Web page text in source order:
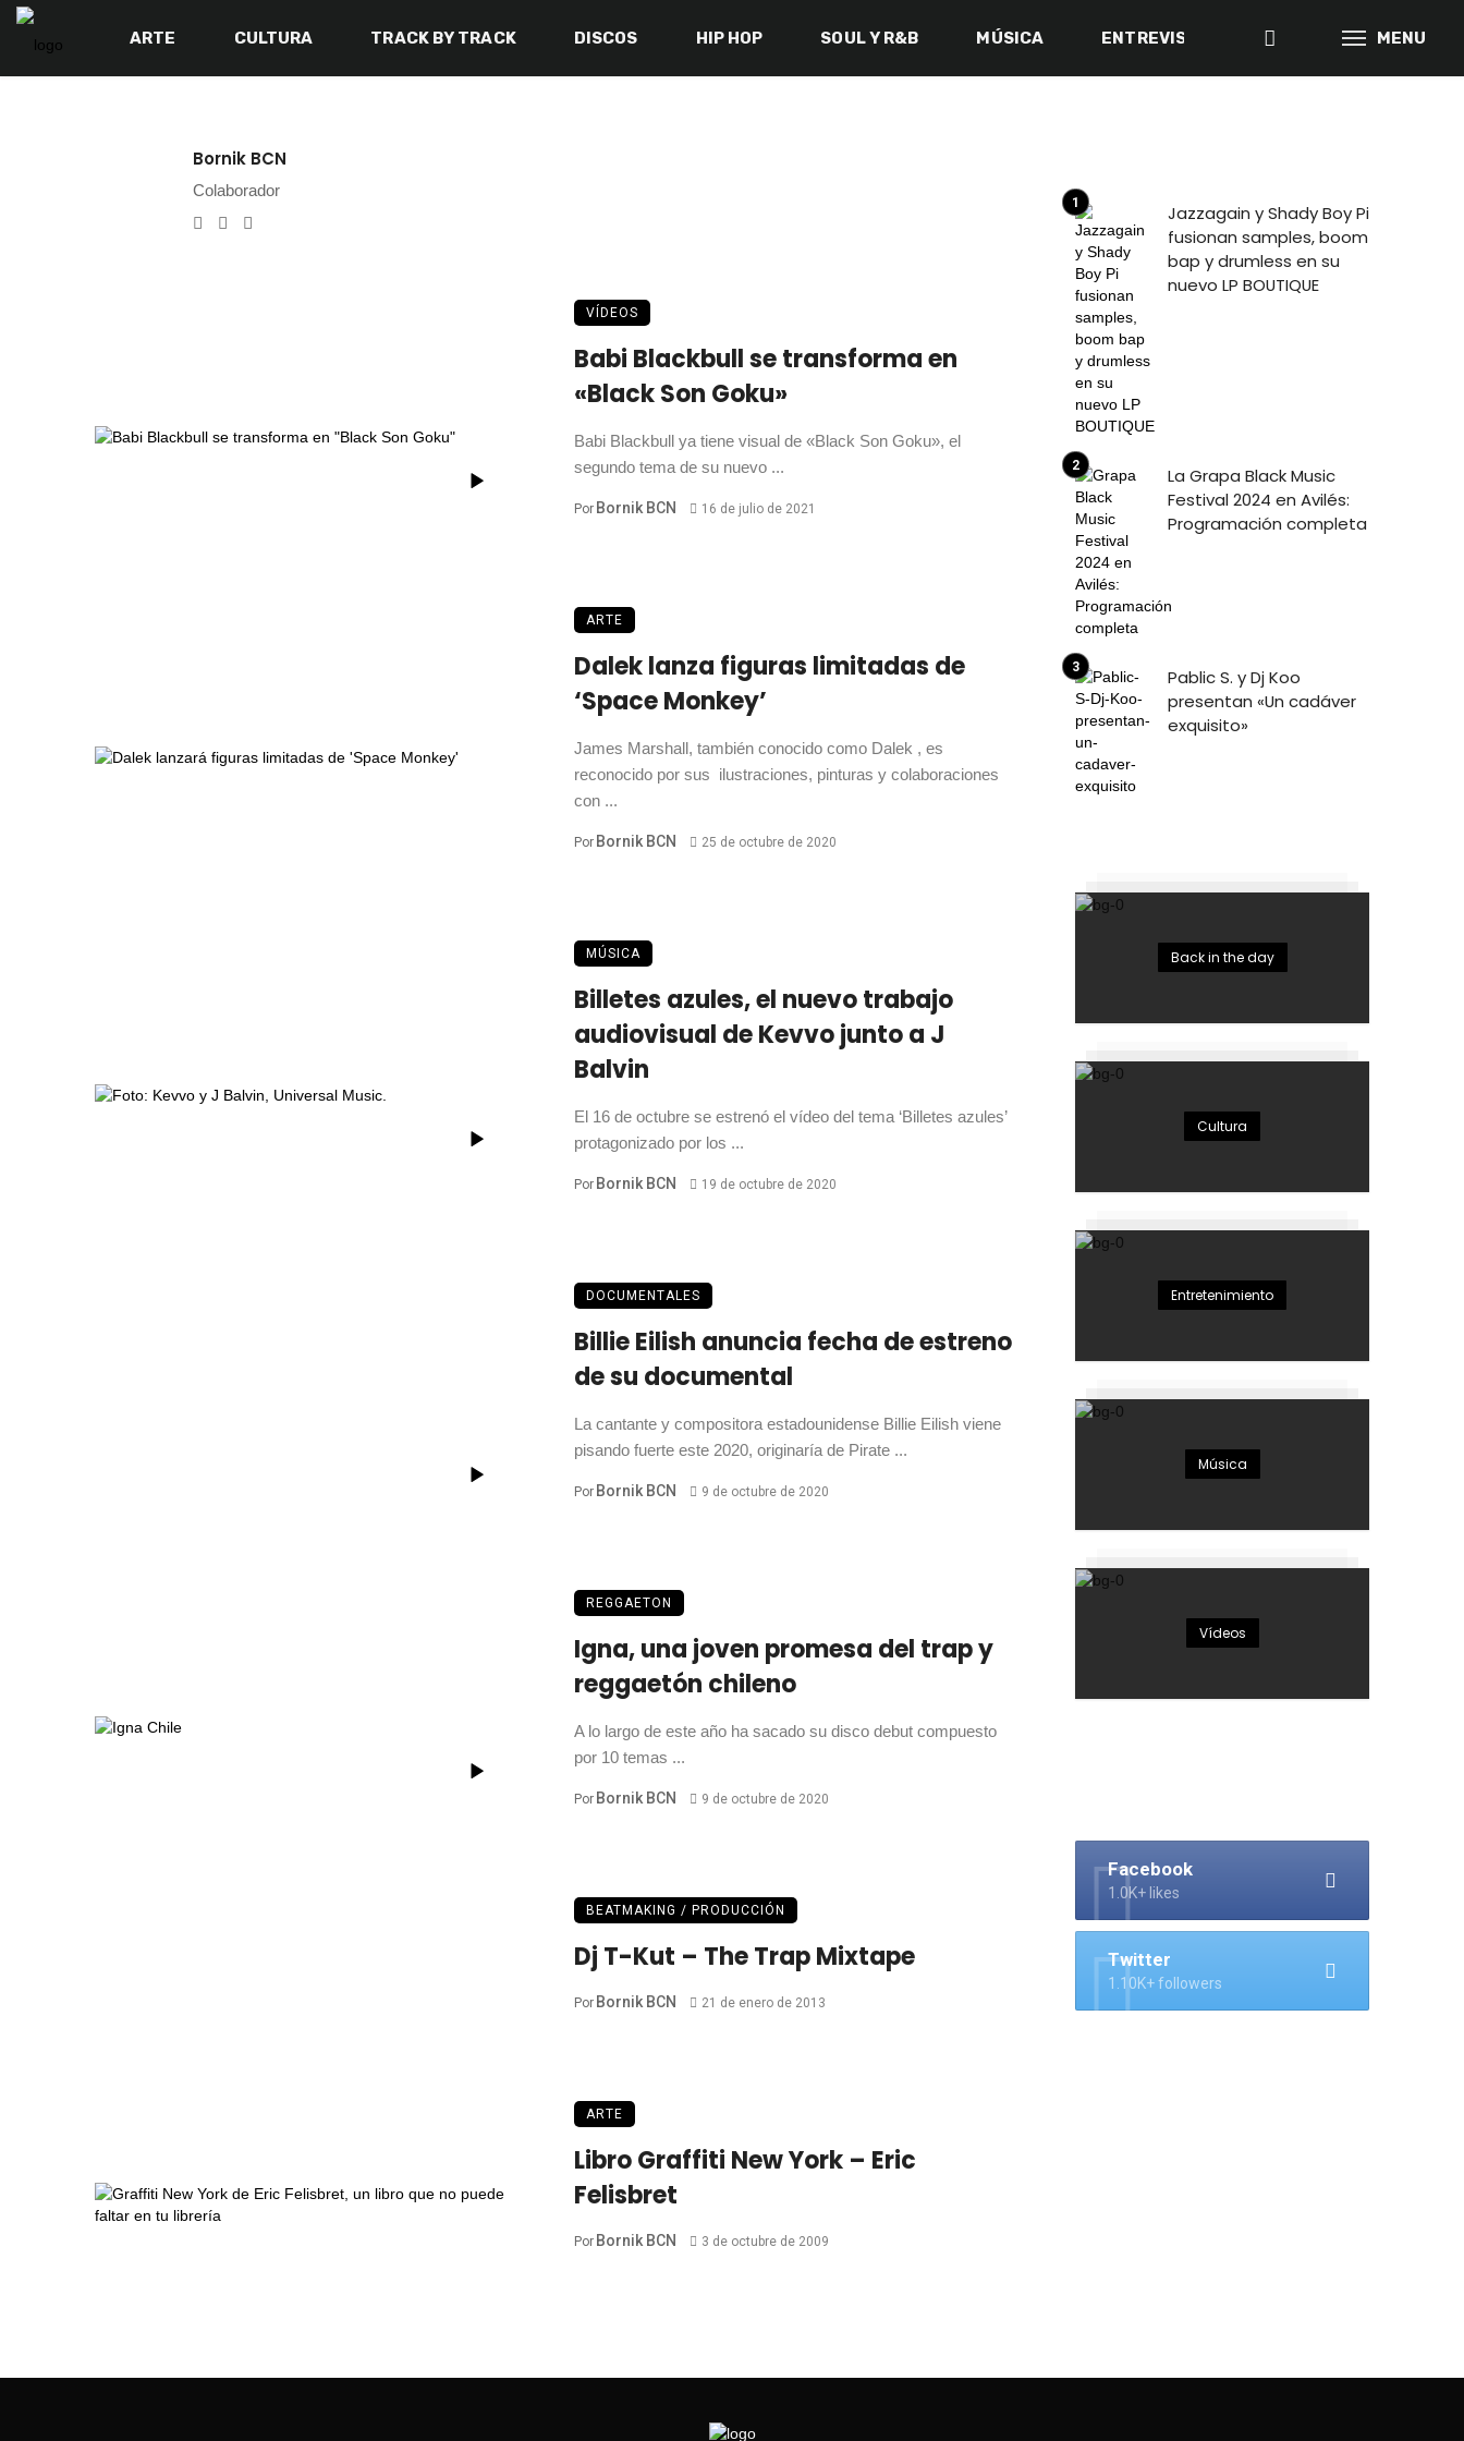
ARTE CULTURA TRACK BY TRACK DISCOS HIP HOP SOUL Y R&B MÚSICA ENTREVISTAS BACK IN THE DAY
MENU
Bornik BCN
Colaborador
e-mailWebsite
VÍDEOS
Babi Blackbull se transforma en
«Black Son Goku»
Babi Blackbull ya tiene visual de «Black Son Goku», el
segundo tema de su nuevo ...
Por Bornik BCN 16 de julio de 2021
ARTE
Dalek lanza figuras limitadas de
‘Space Monkey’
James Marshall, también conocido como Dalek , es
reconocido por sus ilustraciones, pinturas y colaboraciones
con ...
Por Bornik BCN 25 de octubre de 2020
MÚSICA
Billetes azules, el nuevo trabajo
audiovisual de Kevvo junto a J
Balvin
El 16 de octubre se estrenó el vídeo del tema ‘Billetes azules’
protagonizado por los ...
Por Bornik BCN 19 de octubre de 2020
DOCUMENTALES
Billie Eilish anuncia fecha de estreno
de su documental
La cantante y compositora estadounidense Billie Eilish viene
pisando fuerte este 2020, originaría de Pirate ...
Por Bornik BCN 9 de octubre de 2020
REGGAETON
Igna, una joven promesa del trap y
reggaetón chileno
A lo largo de este año ha sacado su disco debut compuesto
por 10 temas ...
Por Bornik BCN 9 de octubre de 2020
BEATMAKING / PRODUCCIÓN
Dj T-Kut – The Trap Mixtape
Por Bornik BCN 21 de enero de 2013
ARTE
Libro Graffiti New York – Eric
Felisbret
Por Bornik BCN 3 de octubre de 2009
Jazzagain y Shady Boy Pi
fusionan samples, boom
bap y drumless en su
nuevo LP BOUTIQUE
La Grapa Black Music
Festival 2024 en Avilés:
Programación completa
Pablic S. y Dj Koo
presentan «Un cadáver
exquisito»
Back in the day
Cultura
Entretenimiento
Música
Vídeos
Facebook
1.0K+ likes
Twitter
1.10K+ followers